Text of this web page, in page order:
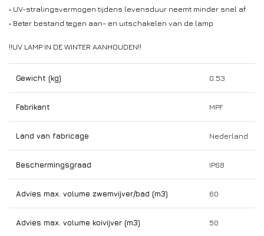
• UV-stralingsvermogen tijdens levensduur neemt minder snel af
• Beter bestand tegen aan- en uitschakelen van de lamp
!!UV LAMP IN DE WINTER AANHOUDEN!!
Gewicht (kg) 0.53
Fabrikant MPF
Land van fabricage Nederland
Beschermingsgraad IP68
Advies max. volume zwemvijver/bad (m3) 60
Advies max. volume koivijver (m3) 50